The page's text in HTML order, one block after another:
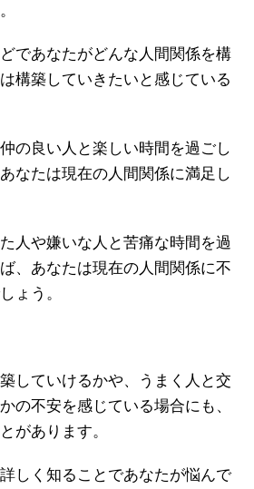
であなたがどんな人間関係を構
構築していきたいと感じている
の良い人と楽しい時間を過ごし
なたは現在の人間関係に満足し
人や嫌いな人と苦痛な時間を過
、あなたは現在の人間関係に不
ょう。
していけるかや、うまく人と交
の不安を感じている場合にも、
があります。
しく知ることであなたが悩んで